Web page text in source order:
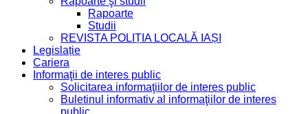
Rapoarte
Studii
REVISTA POLIȚIA LOCALĂ IAȘI
Legislație
Cariera
Informaţii de interes public
Solicitarea informaţiilor de interes public
Buletinul informativ al informaţiilor de interes
public